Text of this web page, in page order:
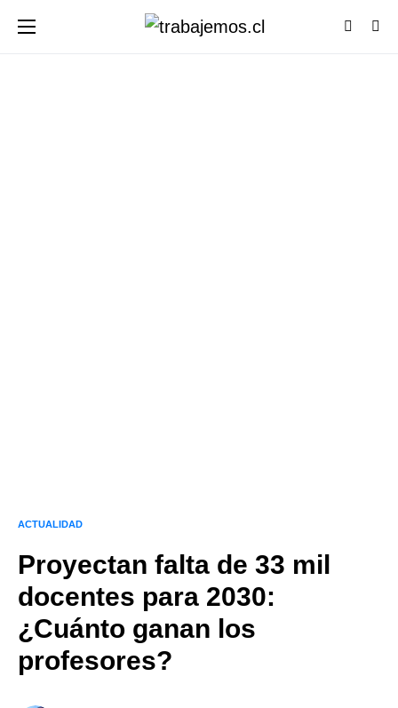
ACTUALIDAD
Proyectan falta de 33 mil
docentes para 2030:
¿Cuánto ganan los
profesores?